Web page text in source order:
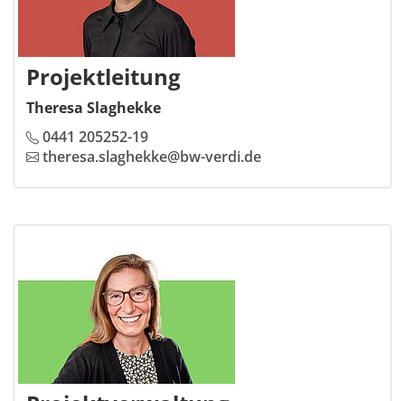
Projektleitung
Theresa Slaghekke
0441 205252-19
theresa.slaghekke@bw-verdi.de